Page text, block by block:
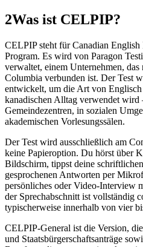
2Was ist CELPIP?
CELPIP steht für Canadian
Program. Es wird von Paragon
verwaltet, einem Unternehmen,
Columbia verbunden ist. Der Test
entwickelt, um die Art von
kanadischen Alltag verwendet
Gemeindezentren, in sozialen
akademischen Vorlesungssälen.
Der Test wird ausschließlich am
keine Papieroption. Du hörst über
Bildschirm, tippst deine
gesprochenen Antworten per
persönliches oder Video-Interview
der Sprechabschnitt ist vollständig
typischerweise innerhalb von vier
CELPIP-General ist die Version,
und Staatsbürgerschaftsanträge